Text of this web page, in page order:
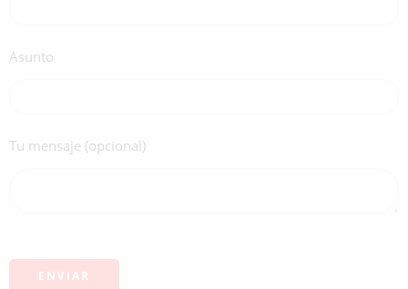
Asunto
Tu mensaje (opcional)